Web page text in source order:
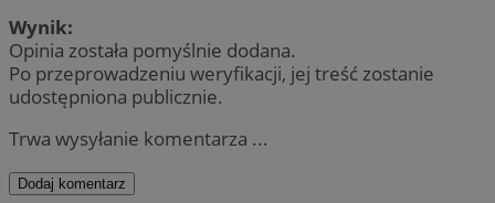
Wynik:
Opinia została pomyślnie dodana.
Po przeprowadzeniu weryfikacji, jej treść zostanie
udostępniona publicznie.
Trwa wysyłanie komentarza ...
Dodaj komentarz